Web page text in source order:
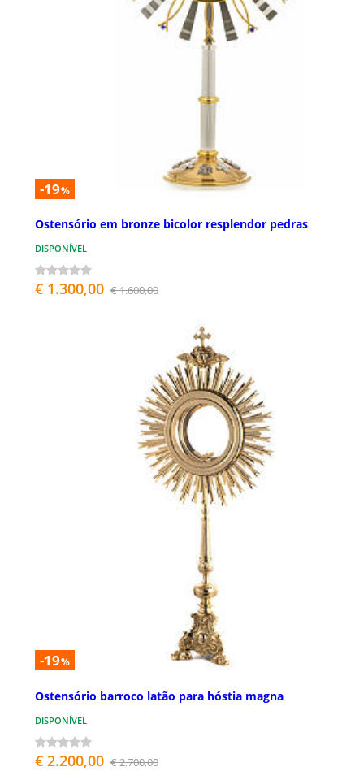
-19%
Ostensório em bronze bicolor resplendor pedras
DISPONÍVEL
€ 1.300,00 € 1.600,00
-19%
Ostensório barroco latão para hóstia magna
DISPONÍVEL
€ 2.200,00 € 2.700,00